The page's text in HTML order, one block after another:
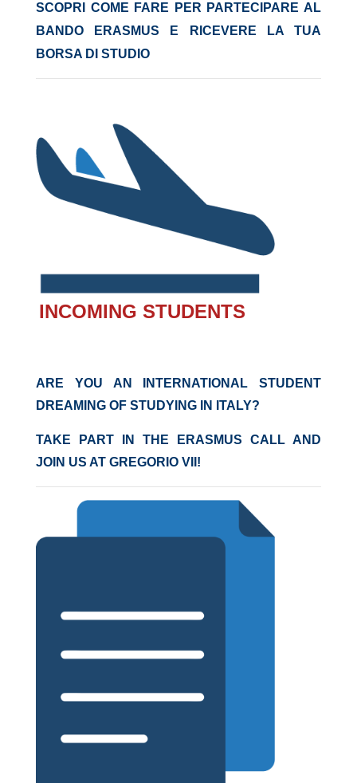
SCOPRI COME FARE PER PARTECIPARE AL
BANDO ERASMUS E RICEVERE LA TUA
BORSA DI STUDIO
INCOMING STUDENTS
ARE YOU AN INTERNATIONAL STUDENT
DREAMING OF STUDYING IN ITALY?
TAKE PART IN THE ERASMUS CALL AND
JOIN US AT GREGORIO VII!